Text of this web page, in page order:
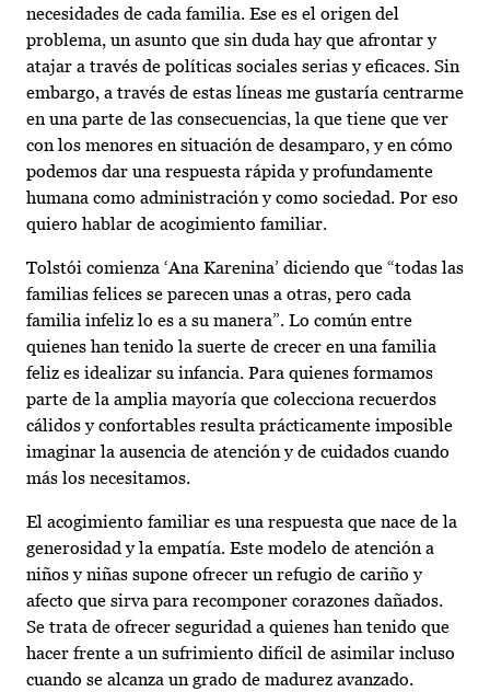
necesidades de cada familia. Ese es el origen del
problema, un asunto que sin duda hay que afrontar y
atajar a través de políticas sociales serias y eficaces. Sin
embargo, a través de estas líneas me gustaría centrarme
en una parte de las consecuencias, la que tiene que ver
con los menores en situación de desamparo, y en cómo
podemos dar una respuesta rápida y profundamente
humana como administración y como sociedad. Por eso
quiero hablar de acogimiento familiar.
Tolstói comienza ‘Ana Karenina’ diciendo que “todas las
familias felices se parecen unas a otras, pero cada
familia infeliz lo es a su manera”. Lo común entre
quienes han tenido la suerte de crecer en una familia
feliz es idealizar su infancia. Para quienes formamos
parte de la amplia mayoría que colecciona recuerdos
cálidos y confortables resulta prácticamente imposible
imaginar la ausencia de atención y de cuidados cuando
más los necesitamos.
El acogimiento familiar es una respuesta que nace de la
generosidad y la empatía. Este modelo de atención a
niños y niñas supone ofrecer un refugio de cariño y
afecto que sirva para recomponer corazones dañados.
Se trata de ofrecer seguridad a quienes han tenido que
hacer frente a un sufrimiento difícil de asimilar incluso
cuando se alcanza un grado de madurez avanzado.